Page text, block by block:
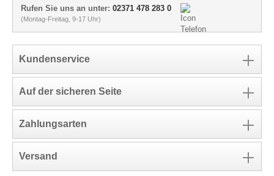
Rufen Sie uns an unter: 02371 478 283 0
(Montag-Freitag, 9-17 Uhr)
Kundenservice
Auf der sicheren Seite
Zahlungsarten
Versand